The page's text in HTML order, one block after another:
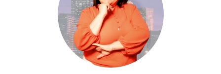
la transacción avanzará.
Este depósito suele oscilar entre el 1% y 3% del precio de
compra y se mantiene en custodia hasta que se completa
o cancela la operación.